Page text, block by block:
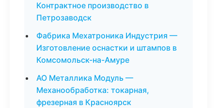
Контрактное производство в
Петрозаводск
Фабрика Мехатроника Индустрия —
Изготовление оснастки и штампов в
Комсомольск-на-Амуре
АО Металлика Модуль —
Механообработка: токарная,
фрезерная в Красноярск